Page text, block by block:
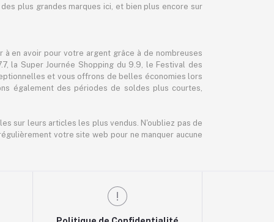
plus grandes marques ici, et bien plus encore sur
en avoir pour votre argent grâce à de nombreuses
la Super Journée Shopping du 9.9, le Festival des
et vous offrons de belles économies lors
également des périodes de soldes plus courtes,
sur leurs articles les plus vendus. N'oubliez pas de
votre site web pour ne manquer aucune